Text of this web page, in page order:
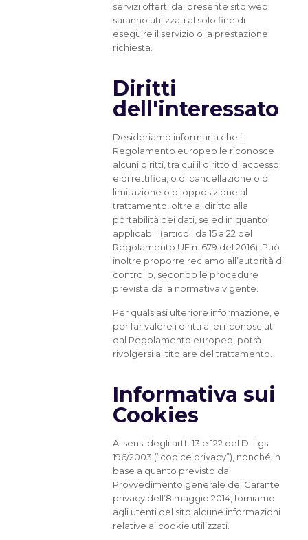
servizi offerti dal presente sito web
saranno utilizzati al solo fine di
eseguire il servizio o la prestazione
richiesta.
Diritti
dell'interessato
Desideriamo informarla che il
Regolamento europeo le riconosce
alcuni diritti, tra cui il diritto di accesso
e di rettifica, o di cancellazione o di
limitazione o di opposizione al
trattamento, oltre al diritto alla
portabilità dei dati, se ed in quanto
applicabili (articoli da 15 a 22 del
Regolamento UE n. 679 del 2016). Può
inoltre proporre reclamo all’autorità di
controllo, secondo le procedure
previste dalla normativa vigente.
Per qualsiasi ulteriore informazione, e
per far valere i diritti a lei riconosciuti
dal Regolamento europeo, potrà
rivolgersi al titolare del trattamento.
Informativa sui
Cookies
Ai sensi degli artt. 13 e 122 del D. Lgs.
196/2003 (“codice privacy”), nonché in
base a quanto previsto dal
Provvedimento generale del Garante
privacy dell’8 maggio 2014, forniamo
agli utenti del sito alcune informazioni
relative ai cookie utilizzati.